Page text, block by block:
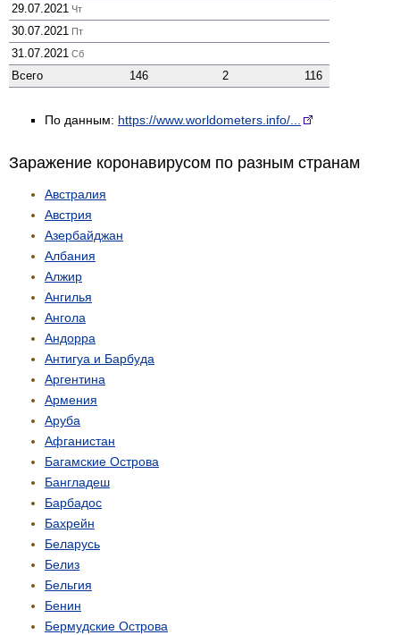
29.07.2021 Чт
30.07.2021 Пт
31.07.2021 Сб
Всего 146 2 116
По данным: https://www.worldometers.info/...
Заражение коронавирусом по разным странам
Австралия
Австрия
Азербайджан
Албания
Алжир
Ангилья
Ангола
Андорра
Антигуа и Барбуда
Аргентина
Армения
Аруба
Афганистан
Багамские Острова
Бангладеш
Барбадос
Бахрейн
Беларусь
Белиз
Бельгия
Бенин
Бермудские Острова